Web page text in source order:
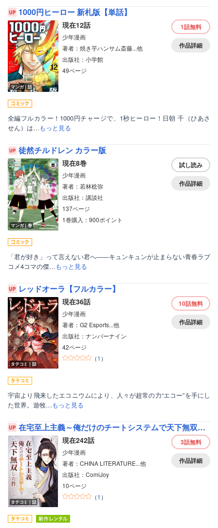
1000円ヒーロー 新札版【単話】
マンガ｜話
現在12話
少年漫画
著者：焼き芋ハンサム斎藤...他
出版社：小学館
49ページ
1話無料
作品詳細
全編フルカラー！1000円チャージで、1秒ヒーロー！日朝 千（ひあさ
せん）は…もっと見る
徒然チルドレン カラー版
マンガ｜巻
現在8巻
少年漫画
著者：若林稔弥
出版社：講談社
137ページ
1巻購入：900ポイント
試し読み
作品詳細
「君が好き」って言えない君へ――キュンキュンが止まらない青春ラブ
コメ4コマの傑…もっと見る
レッドオーラ【フルカラー】
タテコミ｜話
現在36話
少年漫画
著者：G2 Esports...他
出版社：ナンバーナイン
42ページ
（1 ）
10話無料
作品詳細
宇宙より飛来したエコニウムにより、人々が超常の力“エコー”を手にし
た世界。遊牧…もっと見る
在宅至上主義～俺だけのチートシステムで天下無双した件～【フルカラー】
タテコミ｜話
現在242話
少年漫画
著者：CHINA LITERATURE...他
出版社：ComiJoy
10ページ
（1 ）
3話無料
作品詳細